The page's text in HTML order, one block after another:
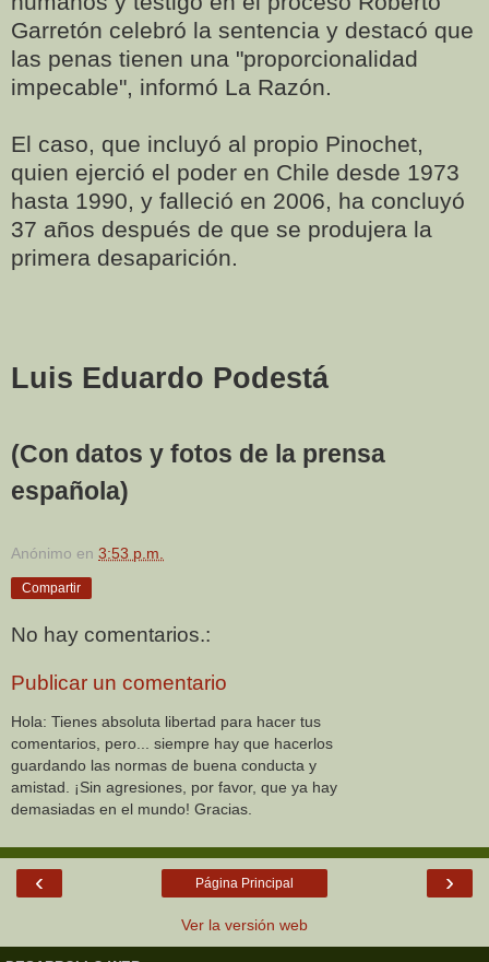
Garretón celebró la sentencia y destacó que
las penas tienen una "proporcionalidad
impecable", informó La Razón.
El caso, que incluyó al propio Pinochet,
quien ejerció el poder en Chile desde 1973
hasta 1990, y falleció en 2006, ha concluyó
37 años después de que se produjera la
primera desaparición.
Luis Eduardo Podestá
(Con datos y fotos de la prensa
española)
Anónimo en 3:53 p.m.
Compartir
No hay comentarios.:
Publicar un comentario
Hola: Tienes absoluta libertad para hacer tus
comentarios, pero... siempre hay que hacerlos
guardando las normas de buena conducta y
amistad. ¡Sin agresiones, por favor, que ya hay
demasiadas en el mundo! Gracias.
‹ ›
Página Principal
Ver la versión web